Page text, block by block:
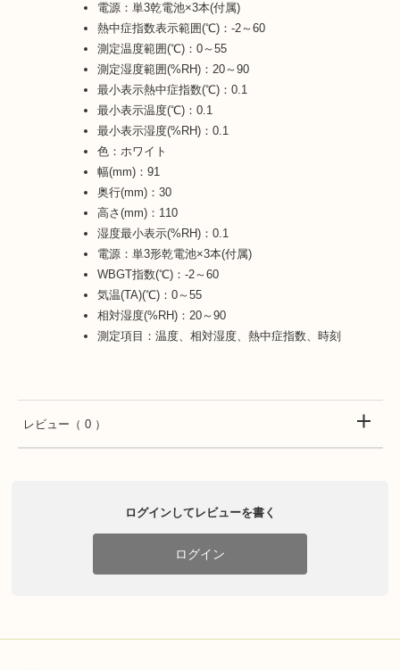
電源：単3乾電池×3本(付属)
熱中症指数表示範囲(℃)：-2～60
測定温度範囲(℃)：0～55
測定湿度範囲(%RH)：20～90
最小表示熱中症指数(℃)：0.1
最小表示温度(℃)：0.1
最小表示湿度(%RH)：0.1
色：ホワイト
幅(mm)：91
奥行(mm)：30
高さ(mm)：110
湿度最小表示(%RH)：0.1
電源：単3形乾電池×3本(付属)
WBGT指数(℃)：-2～60
気温(TA)(℃)：0～55
相対湿度(%RH)：20～90
測定項目：温度、相対湿度、熱中症指数、時刻
レビュー （ 0 ）
ログインしてレビューを書く
ログイン